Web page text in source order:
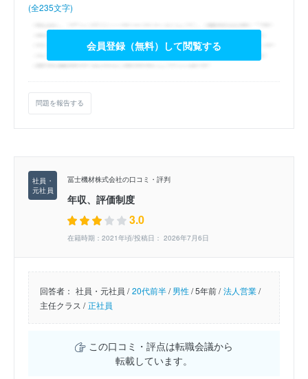
(全235文字)
会員登録（無料）して閲覧する
問題を報告する
冨士機材株式会社の口コミ・評判
年収、評価制度
3.0
在籍時期：2021年頃/投稿日： 2026年7月6日
回答者： 社員・元社員 / 20代前半/男性/5年前 / 法人営業/
主任クラス / 正社員
この口コミ・評点は転職会議から
転載しています。